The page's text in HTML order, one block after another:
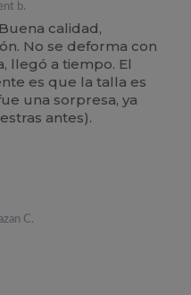
b.
calidad,
No se deforma con
llegó a tiempo. El
es que la talla es
una sorpresa, ya
antes).
C.